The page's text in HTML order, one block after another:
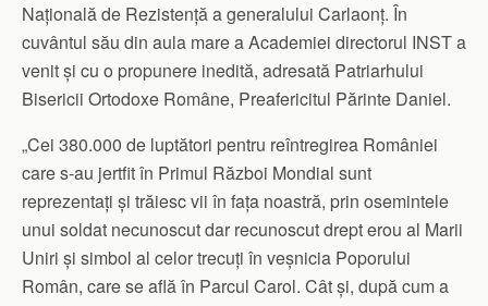
Națională de Rezistență a generalului Carlaonț. În
cuvântul său din aula mare a Academiei directorul INST a
venit și cu o propunere inedită, adresată Patriarhului
Bisericii Ortodoxe Române, Preafericitul Părinte Daniel.
„Cei 380.000 de luptători pentru reîntregirea României
care s-au jertfit în Primul Război Mondial sunt
reprezentați și trăiesc vii în fața noastră, prin osemintele
unui soldat necunoscut dar recunoscut drept erou al Marii
Uniri și simbol al celor trecuți în veșnicia Poporului
Român, care se află în Parcul Carol. Cât și, după cum a